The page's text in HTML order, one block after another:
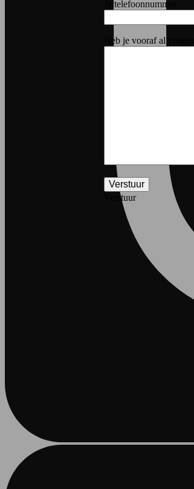
Je telefoonnummer
Heb je vooraf al vragen?
Verstuur